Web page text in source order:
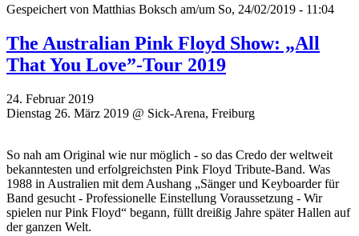
Gespeichert von Matthias Boksch am/um So, 24/02/2019 - 11:04
The Australian Pink Floyd Show: „All
That You Love”-Tour 2019
24. Februar 2019
Dienstag 26. März 2019 @ Sick-Arena, Freiburg
So nah am Original wie nur möglich - so das Credo der weltweit
bekanntesten und erfolgreichsten Pink Floyd Tribute-Band. Was
1988 in Australien mit dem Aushang „Sänger und Keyboarder für
Band gesucht - Professionelle Einstellung Voraussetzung - Wir
spielen nur Pink Floyd“ begann, füllt dreißig Jahre später Hallen auf
der ganzen Welt.